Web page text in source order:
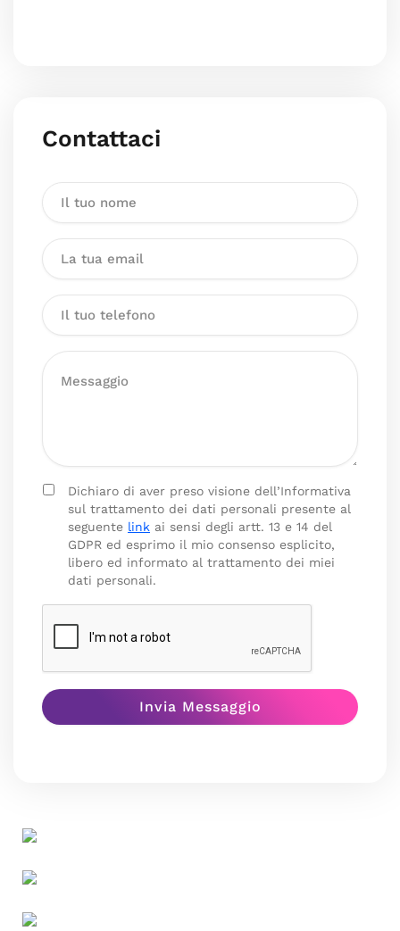
Contattaci
Dichiaro di aver preso visione dell’Informativa
sul trattamento dei dati personali presente al
seguente link ai sensi degli artt. 13 e 14 del
GDPR ed esprimo il mio consenso esplicito,
libero ed informato al trattamento dei miei
dati personali.